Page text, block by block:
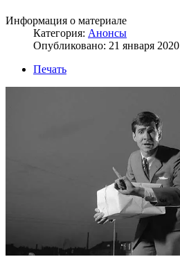
Информация о материале
Категория: Анонсы
Опубликовано: 21 января 2020
Печать